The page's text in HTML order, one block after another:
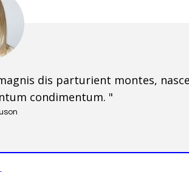
dis parturient montes,
condimentum. "